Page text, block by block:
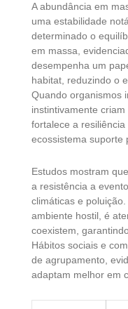
A abundância em
uma estabilidade
determinado o
em massa,
desempenha um
habitat, reduzindo o
Quando organismos
instintivamente
fortalece a
ecossistema suporte
Estudos mostram
a resistência a
climáticas e
ambiente hostil, é
coexistem,
Hábitos sociais e
de agrupamento,
adaptam melhor em